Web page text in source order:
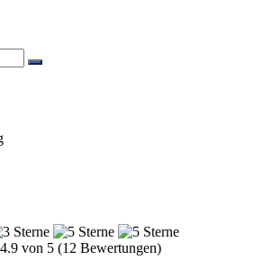
Suchen
von 5 (12 Bewertungen)